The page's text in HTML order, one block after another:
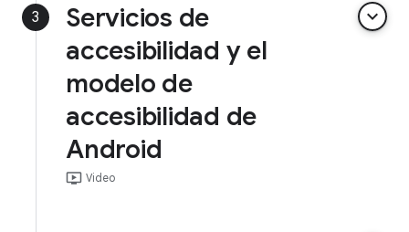
3
Servicios de
accesibilidad y el
modelo de
accesibilidad de
Android
keyboard_arrow_down
ondemand_video Video